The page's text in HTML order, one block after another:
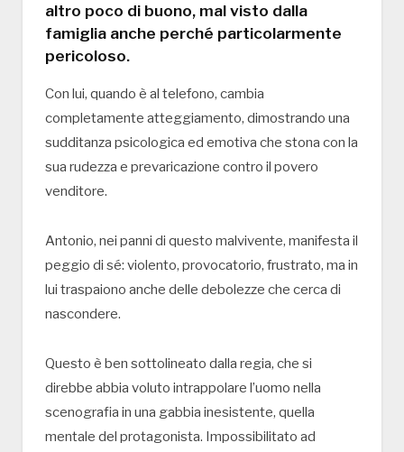
altro poco di buono, mal visto dalla
famiglia anche perché particolarmente
pericoloso.
Con lui, quando è al telefono, cambia
completamente atteggiamento, dimostrando una
sudditanza psicologica ed emotiva che stona con la
sua rudezza e prevaricazione contro il povero
venditore.
Antonio, nei panni di questo malvivente, manifesta il
peggio di sé: violento, provocatorio, frustrato, ma in
lui traspaiono anche delle debolezze che cerca di
nascondere.
Questo è ben sottolineato dalla regia, che si
direbbe abbia voluto intrappolare l’uomo nella
scenografia in una gabbia inesistente, quella
mentale del protagonista. Impossibilitato ad